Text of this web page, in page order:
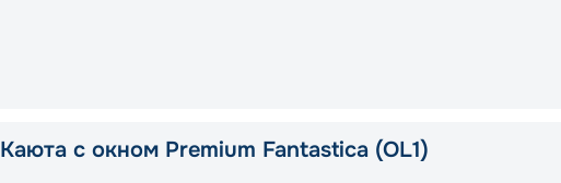
Каюта с окном Premium Fantastica (OL1)